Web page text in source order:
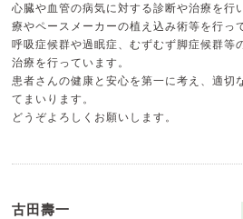
心臓や血管の病気に対する診断や治療を行
療やペースメーカーの植え込み術等を行っ
呼吸症候群や過眠症、むずむず脚症候群等
治療を行っています。
患者さんの健康と安心を第一に考え、適切
てまいります。
どうぞよろしくお願いします。
古田壽一